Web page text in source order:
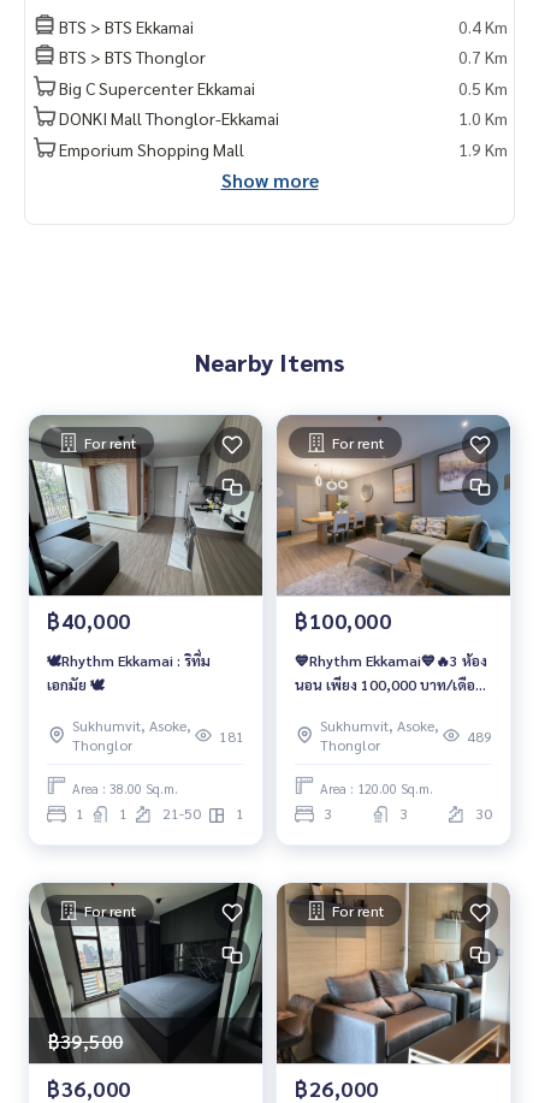
- Major เอกมัย 500 ม.
- รพ.สุขุมวิท 550 ม.
- Park Lane 850 ม.
- Gateway เอกมัย 1.5 กม.
🥰 Contact
Line : @therealproperty
BTS > BTS Ekkamai
0.4 Km
BTS > BTS Thonglor
0.7 Km
Big C Supercenter Ekkamai
0.5 Km
DONKI Mall Thonglor-Ekkamai
1.0 Km
Emporium Shopping Mall
1.9 Km
Show more
Nearby Items
For rent
฿40,000
🕊️Rhythm Ekkamai : ริทึ่ม
เอกมัย 🕊️
Sukhumvit, Asoke,
Thonglor
181
Area : 38.00 Sq.m.
1 1 21-50 1
For rent
฿100,000
💙Rhythm Ekkamai💙🔥3 ห้อง
นอน เพียง 100,000 บาท/เดือน
Sukhumvit, Asoke,
Thonglor
489
Area : 120.00 Sq.m.
3 3 30
For rent
฿39,500
฿36,000
For rent
฿26,000